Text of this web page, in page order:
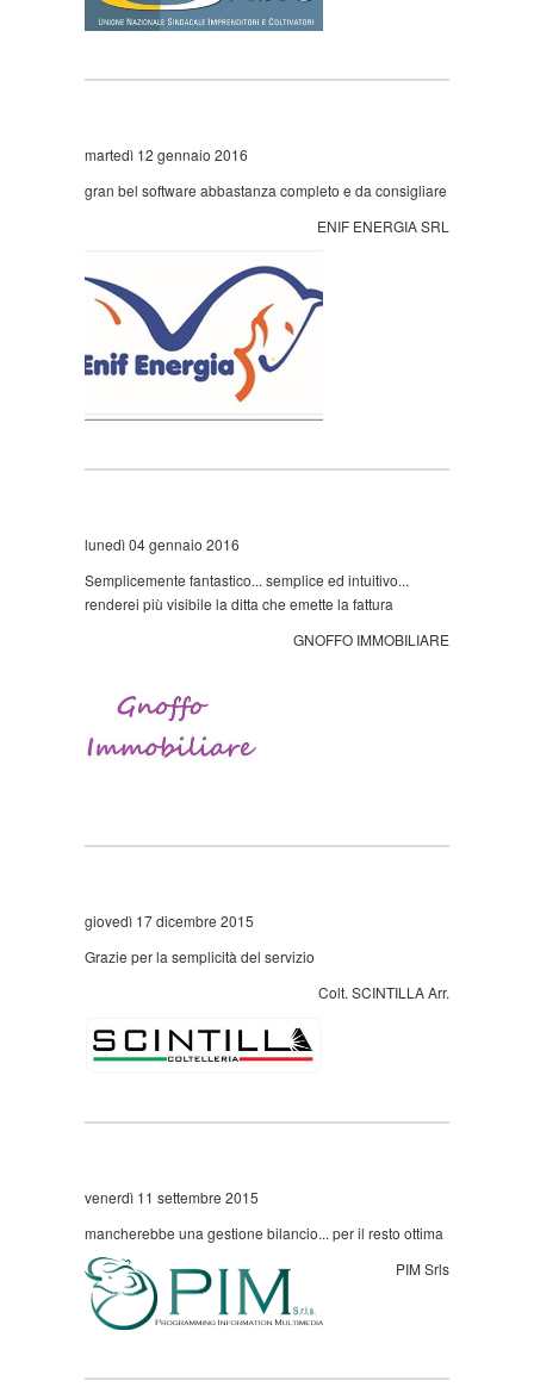
martedì 12 gennaio 2016
gran bel software abbastanza completo e da consigliare
ENIF ENERGIA SRL
lunedì 04 gennaio 2016
Semplicemente fantastico... semplice ed intuitivo...
renderei più visibile la ditta che emette la fattura
GNOFFO IMMOBILIARE
giovedì 17 dicembre 2015
Grazie per la semplicità del servizio
Colt. SCINTILLA Arr.
venerdì 11 settembre 2015
mancherebbe una gestione bilancio... per il resto ottima
PIM Srls